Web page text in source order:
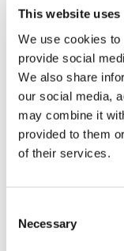
This website uses
We use cookies
provide social
We also share
our social media,
may combine it
provided to them
of their services.
Selection
Necessary
Je ontdekt
Direct
andere
van
leer je hoe je
niet alleen
Deze